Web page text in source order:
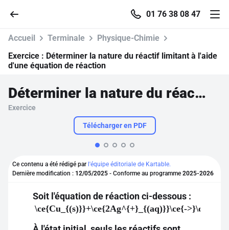
01 76 38 08 47
Parcourir
Se connecter
S'inscrire gratuitement
Accueil Terminale
Physique-Chimie
Exercice : Déterminer la nature du réactif limitant à l'aide
d'une équation de réaction
Déterminer la nature du réactif limitant à l'aide d'une équation de réaction
Exercice
Télécharger en PDF
Ce contenu a été rédigé par l'équipe éditoriale de Kartable.
Dernière modification : 12/05/2025 - Conforme au programme 2025-2026
Soit l'équation de réaction ci-dessous :
\ce{Cu_{(s)}}+\ce{2Ag^{+}_{(aq)}}\ce{-